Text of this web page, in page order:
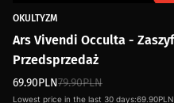
OKULTYZM
Ars Vivendi Occulta - Zaszyfrowane objawienia -
Przedsprzedaż
69.90PLN79.90PLN
Lowest price in the last 30 days:69.90PLN